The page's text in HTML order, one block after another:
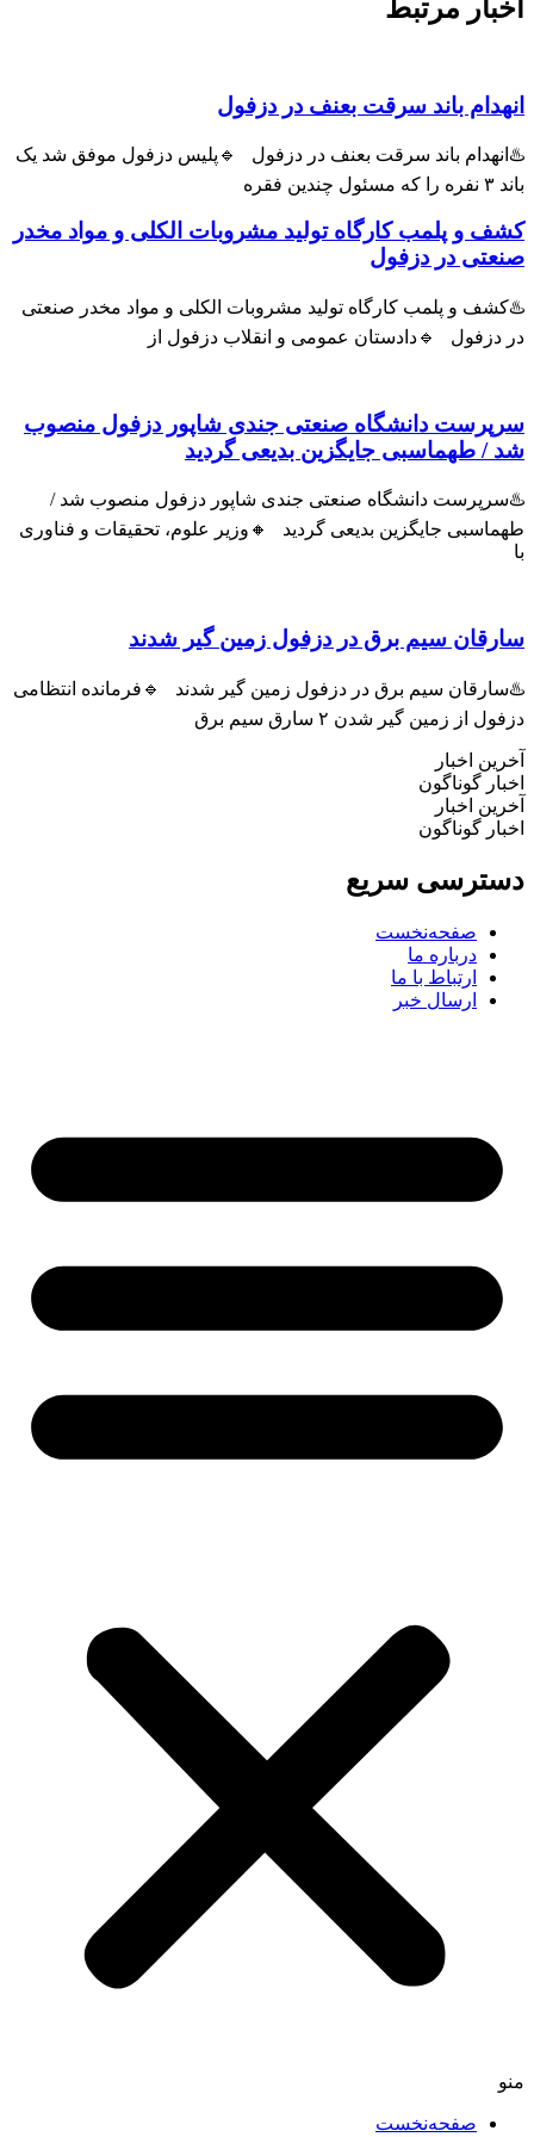
مرتبط
باند سرقت بعنف در دزفول
باند سرقت بعنف در دزفول 🔹پلیس دزفول موفق شد یک
و پلمب کارگاه تولید مشروبات الکلی و مواد مخدر
در دزفول
و پلمب کارگاه تولید مشروبات الکلی و مواد مخدر صنعتی
🔹دادستان عمومی و انقلاب دزفول از
دانشگاه صنعتی جندی شاپور دزفول منصوب
طهماسبی جایگزین بدیعی گردید
دانشگاه صنعتی جندی شاپور دزفول منصوب شد /
جایگزین بدیعی گردید 🔸وزیر علوم، تحقیقات و فناوری
سیم برق در دزفول زمین گیر شدند
سیم برق در دزفول زمین گیر شدند 🔹فرمانده انتظامی
زمین گیر شدن ۲ سارق سیم برق
اخبار
گوناگون
اخبار
گوناگون
سریع
صفحه‌نخست
درباره ما
ارتباط با ما
ارسال خبر
صفحه‌نخست